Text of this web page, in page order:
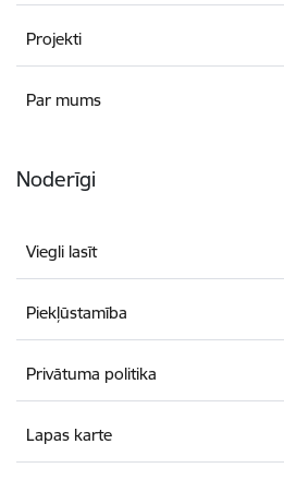
Projekti
Par mums
Noderīgi
Viegli lasīt
Piekļūstamība
Privātuma politika
Lapas karte